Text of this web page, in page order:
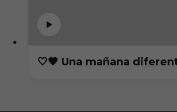
🤍🖤 Una mañana